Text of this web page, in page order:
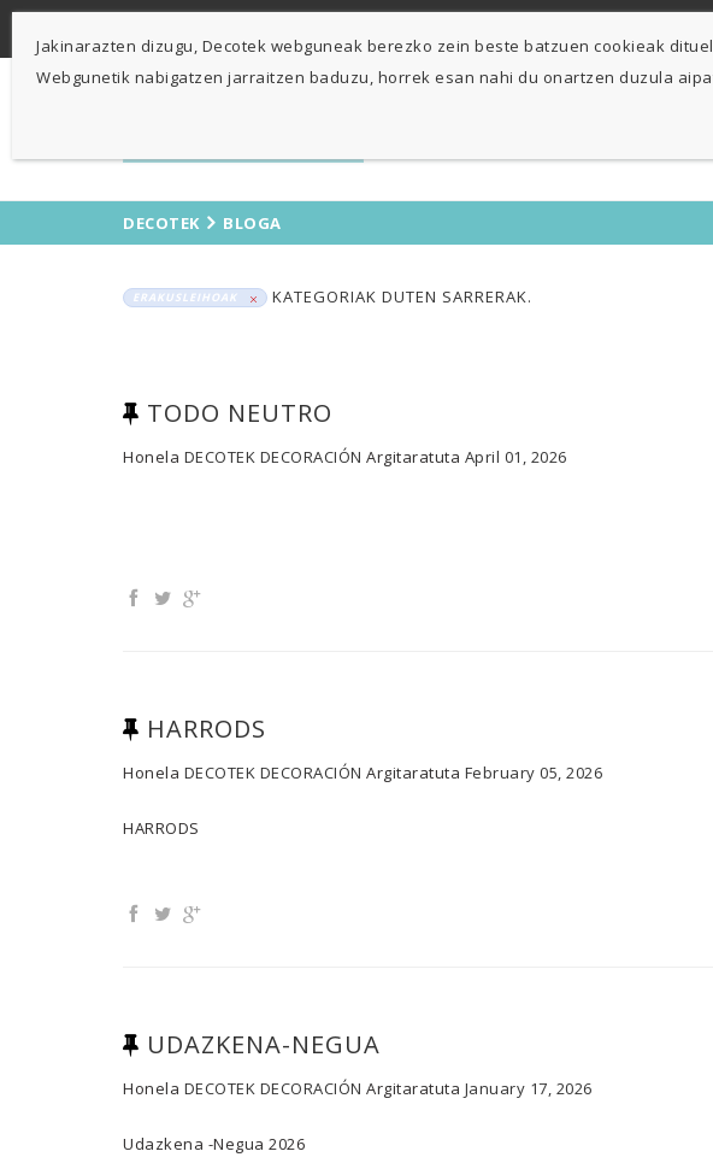
DECOTEK BLOGA
ERAKUSLEIHOAK KATEGORIAK DUTEN SARRERAK.
TODO NEUTRO
Honela DECOTEK DECORACIÓN Argitaratuta April 01, 2026
HARRODS
Honela DECOTEK DECORACIÓN Argitaratuta February 05, 2026
HARRODS
UDAZKENA-NEGUA
Honela DECOTEK DECORACIÓN Argitaratuta January 17, 2026
Udazkena -Negua 2026
Jakinarazten dizugu, Decotek webguneak berezko zein beste batzuen cookieak
Webgunetik nabigatzen jarraitzen baduzu, horrek esan nahi du onartzen duzula